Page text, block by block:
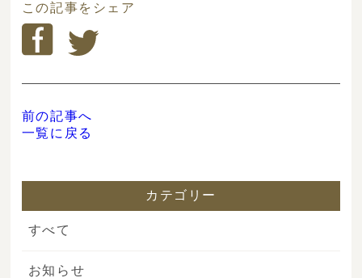
この記事をシェア
前の記事へ
一覧に戻る
カテゴリー
すべて
お知らせ